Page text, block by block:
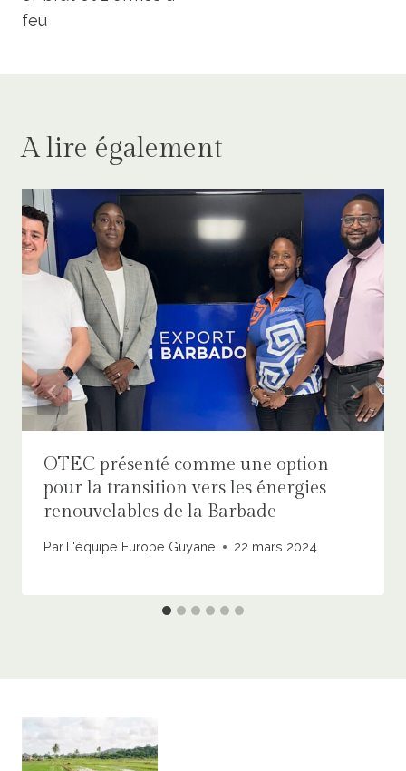
feu
A lire également
OTEC présenté comme une option
pour la transition vers les énergies
renouvelables de la Barbade
Par L'équipe Europe Guyane 22 mars 2024